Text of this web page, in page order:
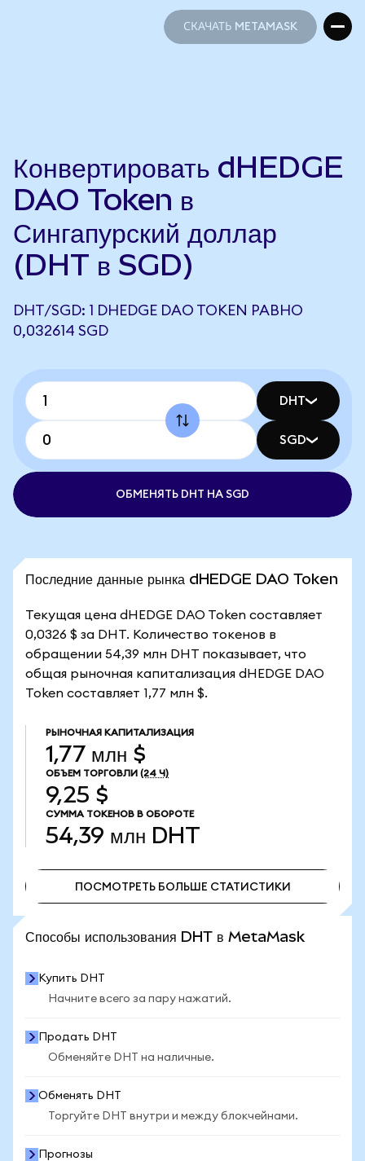
СКАЧАТЬ METAMASK
Конвертировать dHEDGE
DAO Token в
Сингапурский доллар
(DHT в SGD)
DHT/SGD: 1 DHEDGE DAO TOKEN РАВНО
0,032614 SGD
DHT
SGD
ОБМЕНЯТЬ DHT НА SGD
Последние данные рынка dHEDGE DAO Token
Текущая цена dHEDGE DAO Token составляет
0,0326 $ за DHT. Количество токенов в
обращении 54,39 млн DHT показывает, что
общая рыночная капитализация dHEDGE DAO
Token составляет 1,77 млн $.
РЫНОЧНАЯ КАПИТАЛИЗАЦИЯ
1,77 млн $
ОБЪЕМ ТОРГОВЛИ (24 Ч)
9,25 $
СУММА ТОКЕНОВ В ОБОРОТЕ
54,39 млн DHT
ПОСМОТРЕТЬ БОЛЬШЕ СТАТИСТИКИ
Способы использования DHT в MetaMask
Купить DHT
Начните всего за пару нажатий.
Продать DHT
Обменяйте DHT на наличные.
Обменять DHT
Торгуйте DHT внутри и между блокчейнами.
Прогнозы